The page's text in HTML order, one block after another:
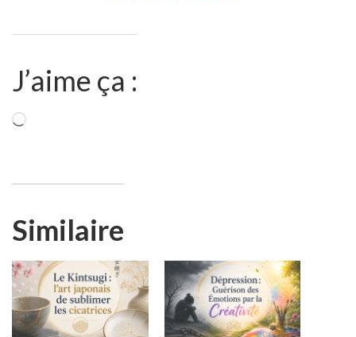
J’aime ça :
Chargement…
Similaire